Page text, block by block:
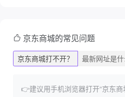
京东商城的常见问题
京东商城打不开？ 最新网址是什
👉建议用手机浏览器打开“京东商